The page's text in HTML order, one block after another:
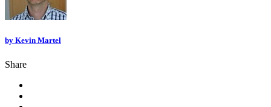
by Kevin Martel
Share